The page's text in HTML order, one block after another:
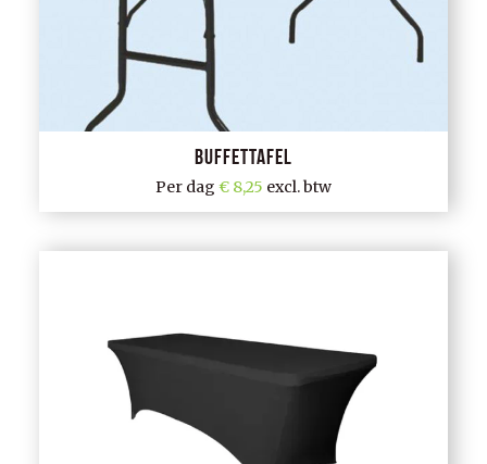
Buffettafel
Per dag 8,25 excl. btw